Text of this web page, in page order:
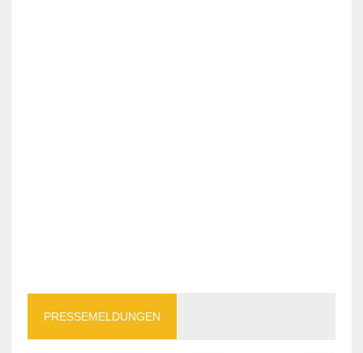
PRESSEMELDUNGEN